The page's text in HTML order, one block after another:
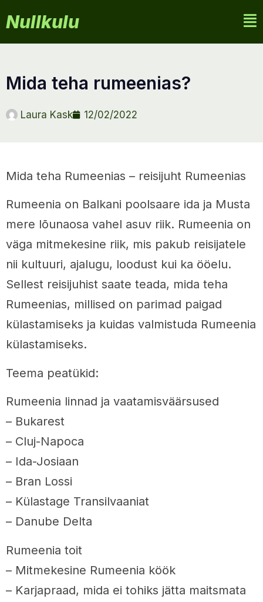
Nullkulu
mida teha rumeenias?
Laura Kask 12/02/2022
Mida teha Rumeenias – reisijuht Rumeenias
Rumeenia on Balkani poolsaare ida ja Musta
mere lõunaosa vahel asuv riik. Rumeenia on
väga mitmekesine riik, mis pakub reisijatele
nii kultuuri, ajalugu, loodust kui ka ööelu.
Sellest reisijuhist saate teada, mida teha
Rumeenias, millised on parimad paigad
külastamiseks ja kuidas valmistuda Rumeenia
külastamiseks.
Teema peatükid:
Rumeenia linnad ja vaatamisväärsused
– Bukarest
– Cluj-Napoca
– Ida-Josiaan
– Bran Lossi
– Külastage Transilvaaniat
– Danube Delta
Rumeenia toit
– Mitmekesine Rumeenia köök
– Karjapraad, mida ei tohiks jätta maitsmata